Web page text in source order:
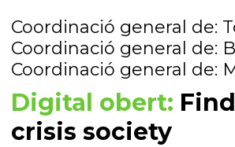
Coordinació general de:
Coordinació general de:
Coordinació general de:
Digital obert:
crisis society